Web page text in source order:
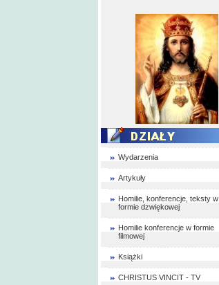
Wydarzenia
Artykuły
Homilie, konferencje, teksty w
formie dzwiękowej
Homilie konferencje w formie
filmowej
Książki
CHRISTUS VINCIT - TV